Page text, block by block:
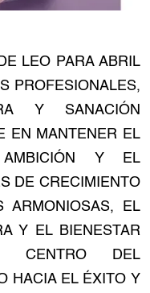
LEO PARA ABRIL
PROFESIONALES,
Y SANACIÓN
EN MANTENER EL
AMBICIÓN Y EL
DE CRECIMIENTO
ARMONIOSAS, EL
Y EL BIENESTAR
CENTRO DEL
HACIA EL ÉXITO Y